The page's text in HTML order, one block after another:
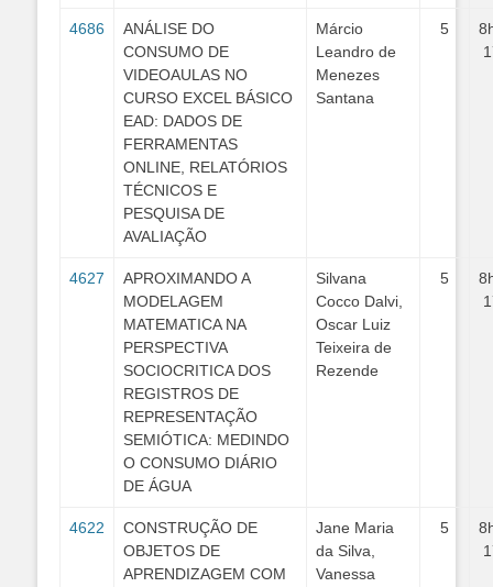
4686
ANÁLISE DO
CONSUMO DE
VIDEOAULAS NO
CURSO EXCEL BÁSICO
EAD: DADOS DE
FERRAMENTAS
ONLINE, RELATÓRIOS
TÉCNICOS E
PESQUISA DE
AVALIAÇÃO
Márcio
Leandro de
Menezes
Santana
5
4627
APROXIMANDO A
MODELAGEM
MATEMATICA NA
PERSPECTIVA
SOCIOCRITICA DOS
REGISTROS DE
REPRESENTAÇÃO
SEMIÓTICA: MEDINDO
O CONSUMO DIÁRIO
DE ÁGUA
Silvana
Cocco Dalvi,
Oscar Luiz
Teixeira de
Rezende
5
4622
CONSTRUÇÃO DE
OBJETOS DE
APRENDIZAGEM COM
Jane Maria
da Silva,
Vanessa
5